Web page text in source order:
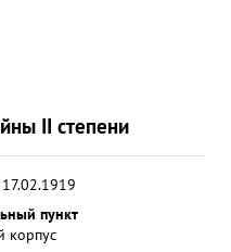
II степени
17.02.1919
пункт
корпус